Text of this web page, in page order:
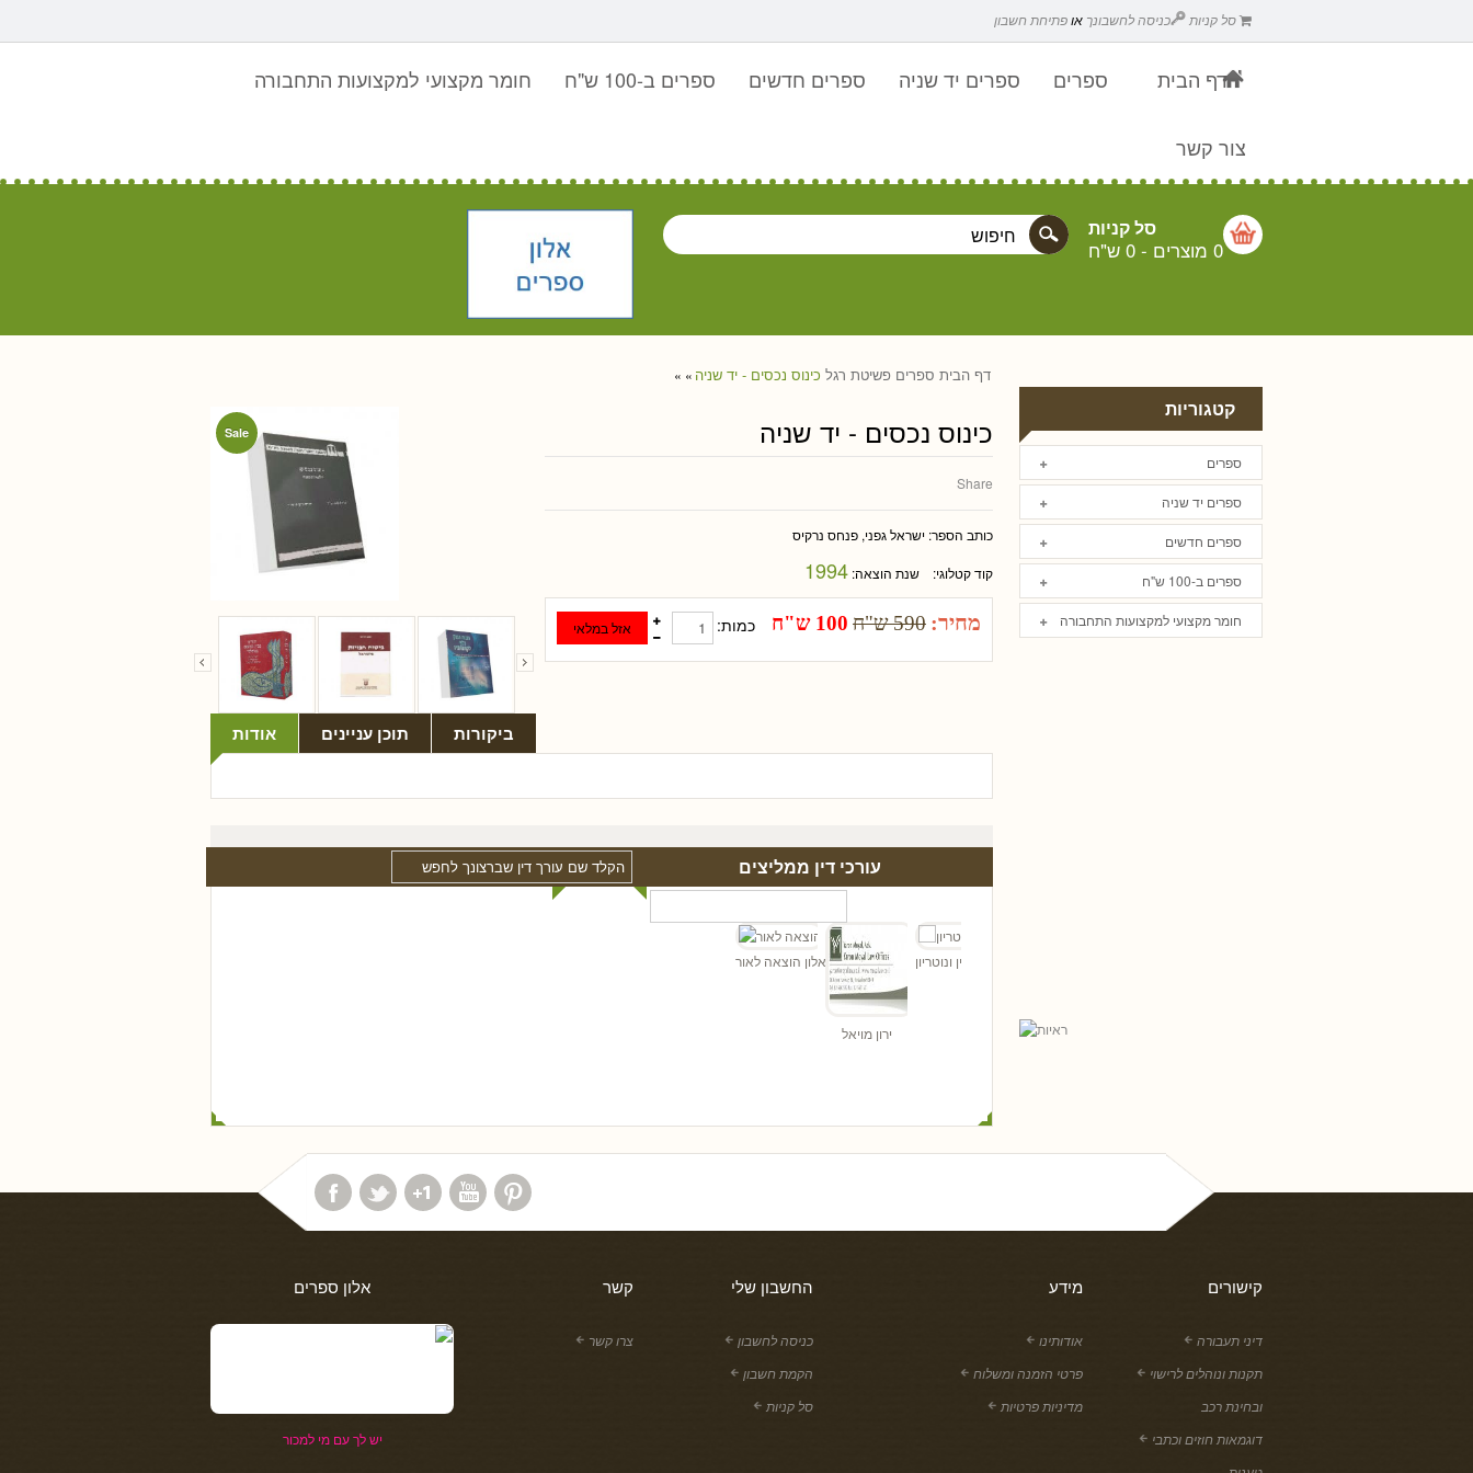
סל קניות כניסה לחשבונך אופתיחת חשבון
דף הבית ספרים ספרים יד שניה ספרים חדשים ספרים ב-100 ש"ח חומר מקצועי למקצועות התחבורה
צור קשר
סל קניות
0 מוצרים - 0 ש"ח
דף הבית » ספרים פשיטת רגל » כינוס נכסים - יד שניה
Sale כינוס נכסים - יד שניה
Share
כותב הספר:ישראל גפני, פנחס נרקיס
קוד קטלוגי: שנת הוצאה:1994
מחיר: 590 ש"ח 100 ש"ח כמות:
אודות תוכן עניינים ביקורות
עורכי דין ממליצים
אלון הוצאה לאור
ירון מויאל
שי כהן - עורך דין ונוטריון
קטגוריות
ספרים
ספרים יד שניה
ספרים חדשים
ספרים ב-100 ש"ח
חומר מקצועי למקצועות התחבורה
אלון ספרים
יש לך עם מי למכור
קשר
צרו קשר
החשבון שלי
כניסה לחשבון
הקמת חשבון
סל קניות
מידע
אודותינו
פרטי הזמנה ומשלוח
מדיניות פרטיות
קישורים
דיני תעבורה
תקנות ונוהלים לרישוי
ובחינת רכב
דוגמאות חוזים וכתבי